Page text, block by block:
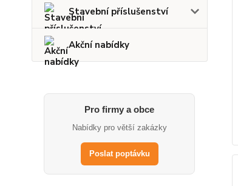
Stavební příslušenství
Akční nabídky
Pro firmy a obce
Nabídky pro větší zakázky
Poslat poptávku